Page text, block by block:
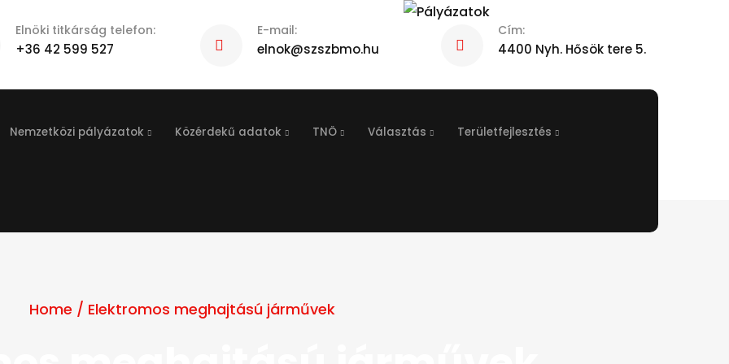
Elnöki titkárság telefon:
+36 42 599 527
E-mail:
elnok@szszbmo.hu
Cím:
4400 Nyh. Hősök tere 5.
Nemzetközi pályázatok Közérdekű adatok TNÖ Választás Területfejlesztés
Home / Elektromos meghajtású járművek